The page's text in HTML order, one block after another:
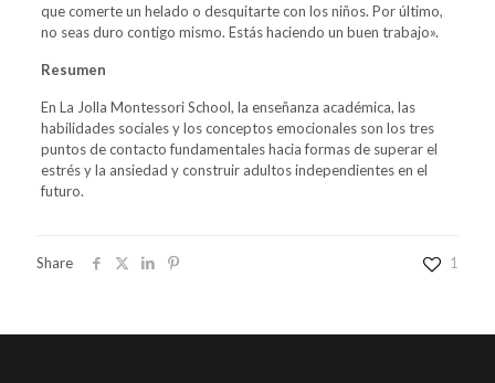
que comerte un helado o desquitarte con los niños. Por último,
no seas duro contigo mismo. Estás haciendo un buen trabajo».
Resumen
En La Jolla Montessori School, la enseñanza académica, las
habilidades sociales y los conceptos emocionales son los tres
puntos de contacto fundamentales hacia formas de superar el
estrés y la ansiedad y construir adultos independientes en el
futuro.
Share 1